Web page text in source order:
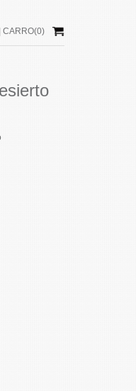
|CARRO(0)